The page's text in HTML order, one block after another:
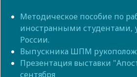
Методическое пособие по
иностранными студентами,
России.
Выпускника ШПМ
Презентация выставки
сентября